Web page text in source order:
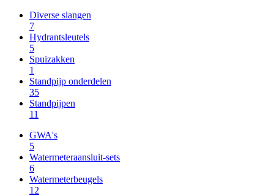
Diverse slangen
7
Hydrantsleutels
5
Spuizakken
1
Standpijp onderdelen
35
Standpijpen
11
GWA's
5
Watermeteraansluit-sets
6
Watermeterbeugels
12